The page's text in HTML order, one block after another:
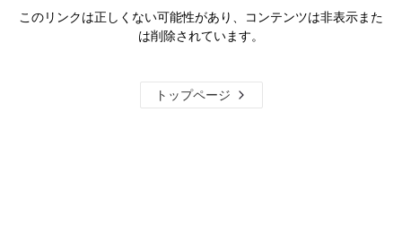
このリンクは正しくない可能性があり、コンテンツは非表示また
は削除されています。
トップページ